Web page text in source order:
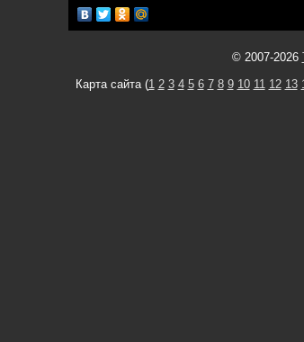
© 2007-2026
Карта сайта (1 2 3 4 5 6 7 8 9 10 11 12 13